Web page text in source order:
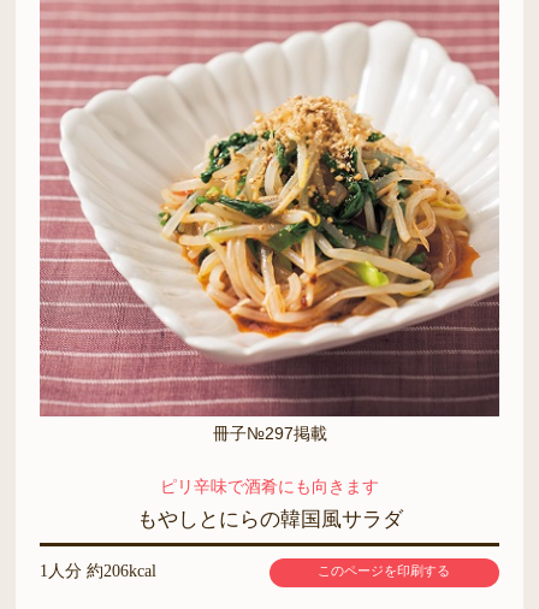
冊子№297掲載
ピリ辛味で酒肴にも向きます
もやしとにらの韓国風サラダ
1人分 約206kcal このページを印刷する